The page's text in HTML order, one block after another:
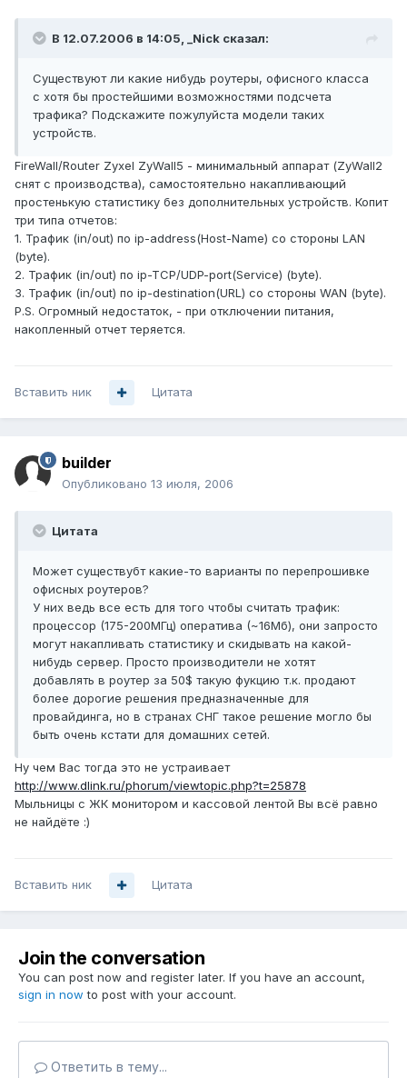
В 12.07.2006 в 14:05, _Nick сказал:
Существуют ли какие нибудь роутеры, офисного класса
с хотя бы простейшими возможностями подсчета
трафика? Подскажите пожулуйста модели таких
устройств.
FireWall/Router Zyxel ZyWall5 - минимальный аппарат (ZyWall2
снят с производства), самостоятельно накапливающий
простенькую статистику без дополнительных устройств. Копит
три типа отчетов:
1. Трафик (in/out) по ip-address(Host-Name) со стороны LAN
(byte).
2. Трафик (in/out) по ip-TCP/UDP-port(Service) (byte).
3. Трафик (in/out) по ip-destination(URL) со стороны WAN (byte).
P.S. Огромный недостаток, - при отключении питания,
накопленный отчет теряется.
Вставить ник Цитата
builder
Опубликовано 13 июля, 2006
Цитата
Может существубт какие-то варианты по перепрошивке
офисных роутеров?
У них ведь все есть для того чтобы считать трафик:
процессор (175-200МГц) оператива (~16Мб), они запросто
могут накапливать статистику и скидывать на какой-
нибудь сервер. Просто производители не хотят
добавлять в роутер за 50$ такую фукцию т.к. продают
более дорогие решения предназначенные для
провайдинга, но в странах СНГ такое решение могло бы
быть очень кстати для домашних сетей.
Ну чем Вас тогда это не устраивает
http://www.dlink.ru/phorum/viewtopic.php?t=25878
Мыльницы с ЖК монитором и кассовой лентой Вы всё равно
не найдёте :)
Вставить ник Цитата
Join the conversation
You can post now and register later. If you have an account,
sign in now to post with your account.
Ответить в тему...